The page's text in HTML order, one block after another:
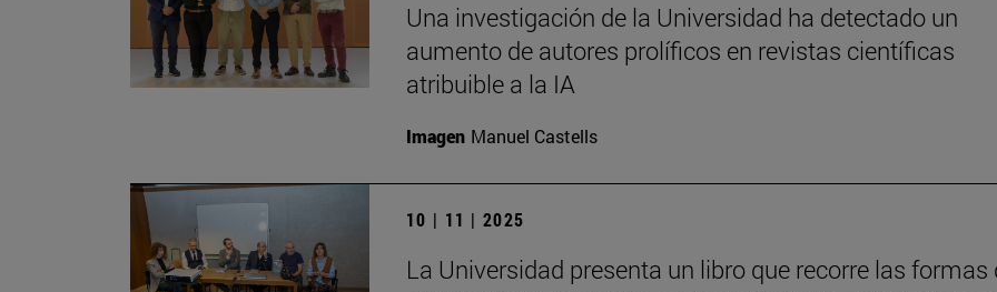
Una investigación de la Universidad ha detectado un
aumento de autores prolíficos en revistas científicas
atribuible a la IA
Imagen Manuel Castells
10 | 11 | 2025
La Universidad presenta un libro que recorre las formas